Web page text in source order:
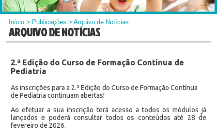
Início > Publicações > Arquivo de Notícias
ARQUIVO DE NOTÍCIAS
2.ª Edição do Curso de Formação Contínua de
Pediatria
As inscrições para a 2.ª Edição do Curso de Formação Contínua
de Pediatria continuam abertas!
Ao efetuar a sua inscrição terá acesso a todos os módulos já
lançados e poderá consultar todos os conteúdos até 28 de
fevereiro de 2026.